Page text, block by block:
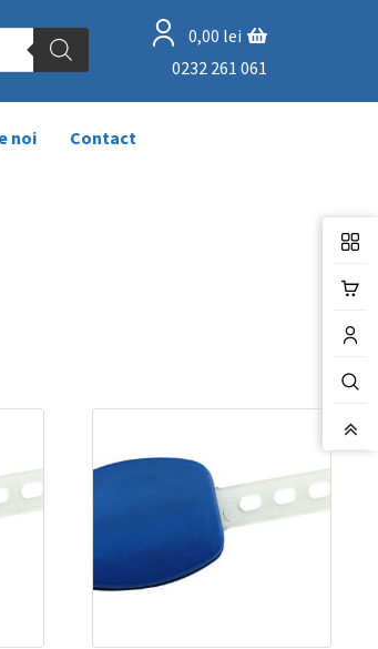
0,00 lei
0232 261 061
noi Contact